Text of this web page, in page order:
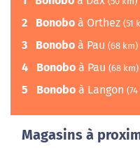
2 Bonobo à Orthez (51
3 Bonobo à Pau (68 km)
4 Bonobo à Pau (68 km)
5 Bonobo à Langon
Magasins à